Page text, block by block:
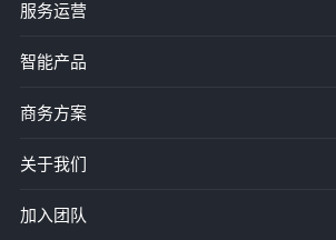
服务运营
智能产品
商务方案
关于我们
加入团队